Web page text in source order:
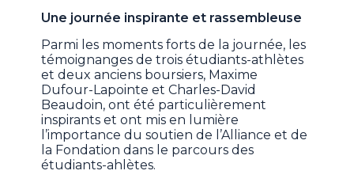
Une journée inspirante et rassembleuse
Parmi les moments forts de la journée, les
témoignanges de trois étudiants-athlètes
et deux anciens boursiers, Maxime
Dufour-Lapointe et Charles-David
Beaudoin, ont été particulièrement
inspirants et ont mis en lumière
l’importance du soutien de l’Alliance et de
la Fondation dans le parcours des
étudiants-ahlètes.